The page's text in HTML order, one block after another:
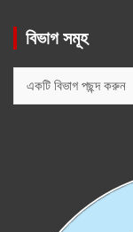
বিভাগ সমূহ